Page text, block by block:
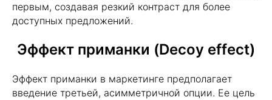
первым, создавая резкий контраст для более
доступных предложений.
Эффект приманки (Decoy effect)
Эффект приманки в маркетинге предполагает
введение третьей, асимметричной опции. Ее цель